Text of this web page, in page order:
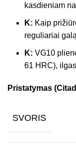
kasdieniam
K: Kaip
reguliariai
K: VG10
61 HRC),
Pristatymas
SVORIS